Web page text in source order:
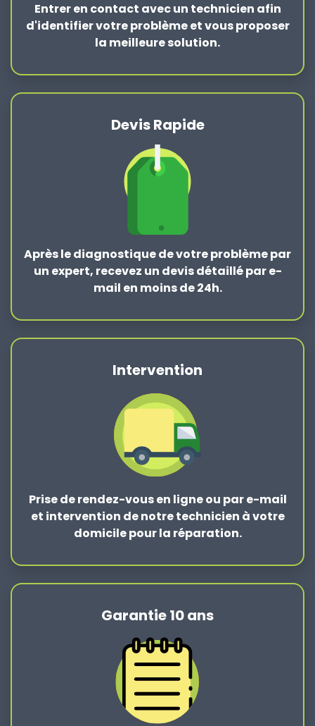
Entrer en contact avec un technicien afin
d'identifier votre problème et vous proposer
la meilleure solution.
Devis Rapide
Après lediagnostique de votre problèmepar
un expert, recevez un devis détaillé par e-
mail en moins de 24h.
Intervention
Prise de rendez-vous en ligne ou par e-mail
et intervention de notre technicien à votre
domicile pour la réparation.
Garantie 10 ans